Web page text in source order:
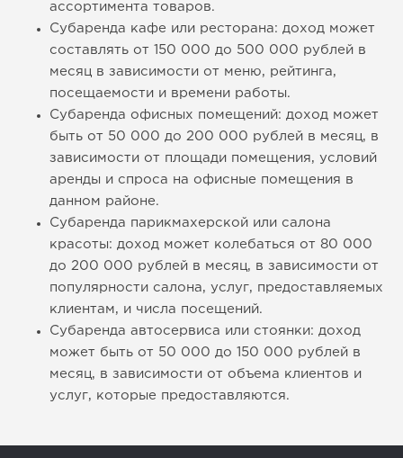
ассортимента товаров.
Субаренда кафе или ресторана: доход может
составлять от 150 000 до 500 000 рублей в
месяц в зависимости от меню, рейтинга,
посещаемости и времени работы.
Субаренда офисных помещений: доход может
быть от 50 000 до 200 000 рублей в месяц, в
зависимости от площади помещения, условий
аренды и спроса на офисные помещения в
данном районе.
Субаренда парикмахерской или салона
красоты: доход может колебаться от 80 000
до 200 000 рублей в месяц, в зависимости от
популярности салона, услуг, предоставляемых
клиентам, и числа посещений.
Субаренда автосервиса или стоянки: доход
может быть от 50 000 до 150 000 рублей в
месяц, в зависимости от объема клиентов и
услуг, которые предоставляются.